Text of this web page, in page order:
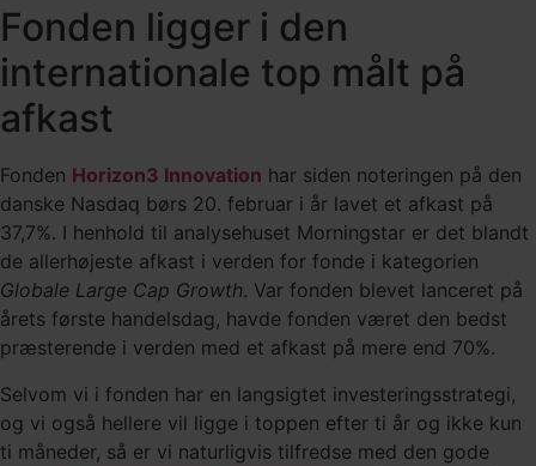
Fonden ligger i den
internationale top målt på
afkast
Fonden Horizon3 Innovation har siden noteringen på den
danske Nasdaq børs 20. februar i år lavet et afkast på
37,7%. I henhold til analysehuset Morningstar er det blandt
de allerhøjeste afkast i verden for fonde i kategorien
Globale Large Cap Growth. Var fonden blevet lanceret på
årets første handelsdag, havde fonden været den bedst
præsterende i verden med et afkast på mere end 70%.
Selvom vi i fonden har en langsigtet investeringsstrategi,
og vi også hellere vil ligge i toppen efter ti år og ikke kun
ti måneder, så er vi naturligvis tilfredse med den gode